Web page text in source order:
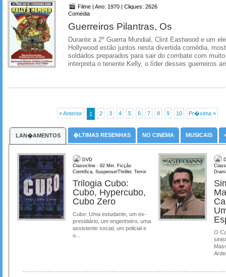
Filme | Ano: 1970 | Cliques: 2626
Comédia
Guerreiros Pilantras, Os
Durante a 2º Guerra Mundial, Clint Eastwood e um
Hollywood estão juntos nesta divertida comédia,
soldados preparados para sair do combate com
interpreta o tenente Kelly, o líder desses guerreiros
« Anterior 1 2 3 4 5 6 7 8 9 10 Pr�xima »
LAN�AMENTOS �LTIMAS RESENHAS NO CINEMA MUSICAIS
DVD
Classicline - 92 Min. Ficção
Cientifica, Suspense/Thriller, Terror
Trilogia Cubo:
Cubo, Hypercubo,
Cubo Zero
Cubo: Uma estudante, um ex-
presidiário, um engenheiro, uma
assistente social, um policial e
u...
O